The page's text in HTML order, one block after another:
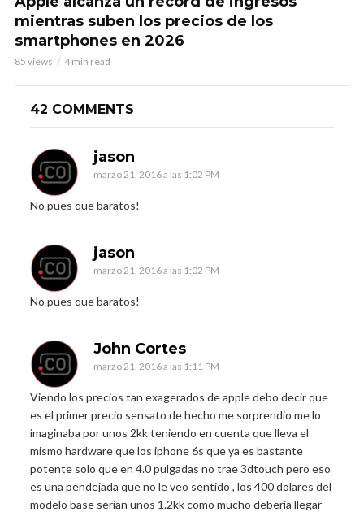
mientras suben los precios de los
smartphones en 2026
85 views 4 min read
42 COMMENTS
jason
marzo 21, 2016 a las 1:02 PM
No pues que baratos!
jason
marzo 21, 2016 a las 1:02 PM
No pues que baratos!
John Cortes
marzo 21, 2016 a las 1:11 PM
Viendo los precios tan exagerados de apple debo decir que
es el primer precio sensato de hecho me sorprendio me lo
imaginaba por unos 2kk teniendo en cuenta que lleva el
mismo hardware que los iphone 6s que ya es bastante
potente solo que en 4.0 pulgadas no trae 3dtouch pero eso
es una pendejada que no le veo sentido , los 400 dolares del
modelo base serian unos 1.2kk como mucho deberia llegar